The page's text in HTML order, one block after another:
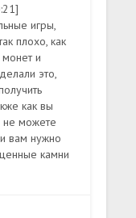
игры,
плохо, как
и
это,
как вы
не можете
вам нужно
камни